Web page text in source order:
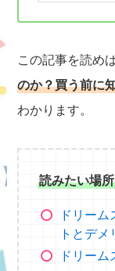
この記事を読め
のか？買う前に
わかります。
読みたい場
ドリー
トとデメ
ドリーム